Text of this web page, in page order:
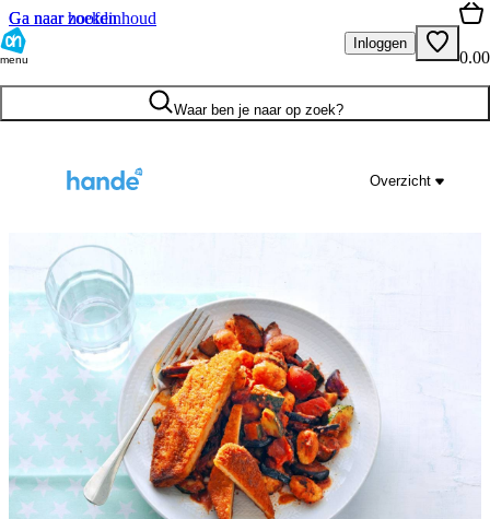
Ga naar hoofdinhoud
Ga naar zoeken
menu
Inloggen
0.00
Waar ben je naar op zoek?
Overzicht